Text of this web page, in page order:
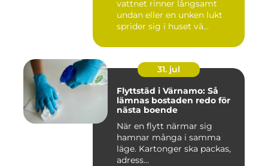
vattnet rinner långsamt
undan eller en unken lukt
sprider sig i huset vä...
31. jul
Flyttstäd i Värnamo: Så
lämnas bostaden redo för
nästa boende
När en flytt närmar sig
hamnar många i samma
läge. Kartonger ska packas,
adress...